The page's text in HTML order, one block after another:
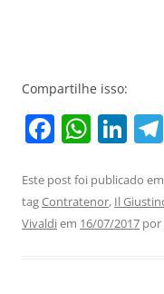
Compartilhe isso:
F
c
e
W
at
s
Li
k
e
Este post foi publicado em
tagContratenor, Il
Vivaldiem 16/07/2017 por